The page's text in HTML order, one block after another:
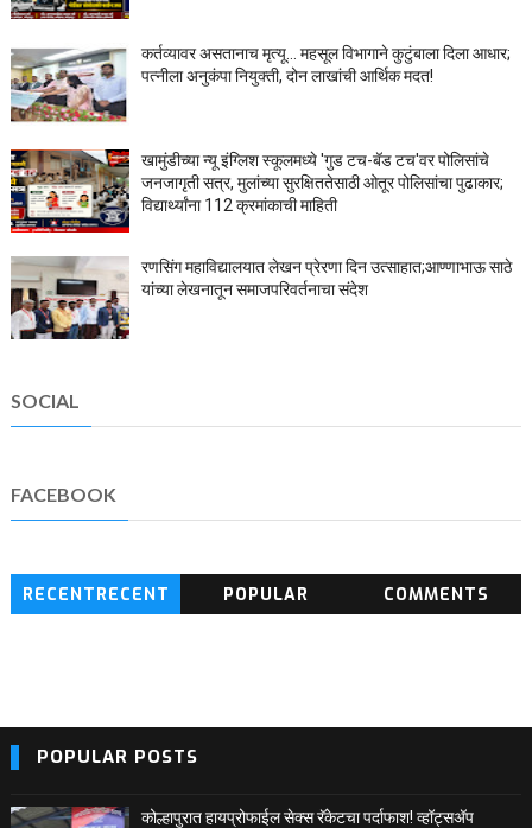
कर्तव्यावर असतानाच मृत्यू... महसूल विभागाने कुटुंबाला दिला आधार;
पत्नीला अनुकंपा नियुक्ती, दोन लाखांची आर्थिक मदत!
खामुंडीच्या न्यू इंग्लिश स्कूलमध्ये 'गुड टच-बॅड टच'वर पोलिसांचे
जनजागृती सत्र, मुलांच्या सुरक्षिततेसाठी ओतूर पोलिसांचा पुढाकार;
विद्यार्थ्यांना 112 क्रमांकाची माहिती
रणसिंग महाविद्यालयात लेखन प्रेरणा दिन उत्साहात;आण्णाभाऊ साठे
यांच्या लेखनातून समाजपरिवर्तनाचा संदेश
SOCIAL
FACEBOOK
RECENTRECENT
POPULAR COMMENTS
POPULAR POSTS
कोल्हापुरात हायप्रोफाईल सेक्स रॅकेटचा पर्दाफाश! व्हॉट्सअ‍ॅप